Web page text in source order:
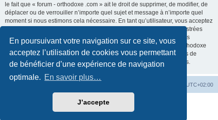
En poursuivant votre navigation sur ce site, vous
acceptez l’utilisation de cookies vous permettant
de bénéficier d’une expérience de navigation
optimale. En savoir plus…
J’accepte
le fait que « forum - orthodoxe .com » ait le droit de supprimer, de modifier, de
déplacer ou de verrouiller n’importe quel sujet et message à n’importe quel
moment si nous estimons cela nécessaire. En tant qu’utilisateur, vous acceptez
que toutes les informations que vous avez renseignées soient enregistrées
dans notre base de données. Bien que ces informations ne seront pas
diffusées à une tierce partie sans votre consentement, ni « forum - orthodoxe
.com », ni phpBB, ne pourront être tenus comme responsables en cas de
tentative de piratage informatique visant à compromettre vos données.
UTC+02:00
phpBB® Forum Software © phpBB Limited
©